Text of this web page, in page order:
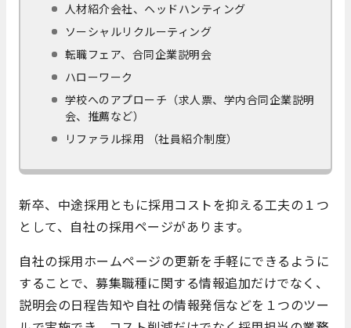
人材紹介会社、ヘッドハンティング
ソーシャルリクルーティング
転職フェア、合同企業説明会
ハローワーク
学校へのアプローチ（求人票、学内合同企業説明
会、推薦など）
リファラル採用 （社員紹介制度）
新卒、中途採用ともに採用コストを抑える工夫の１つ
として、自社の採用ページがあります。
自社の採用ホームページの更新を手軽にできるように
することで、募集職種に関する情報追加だけでなく、
説明会の日程告知や自社の情報発信などを１つのツー